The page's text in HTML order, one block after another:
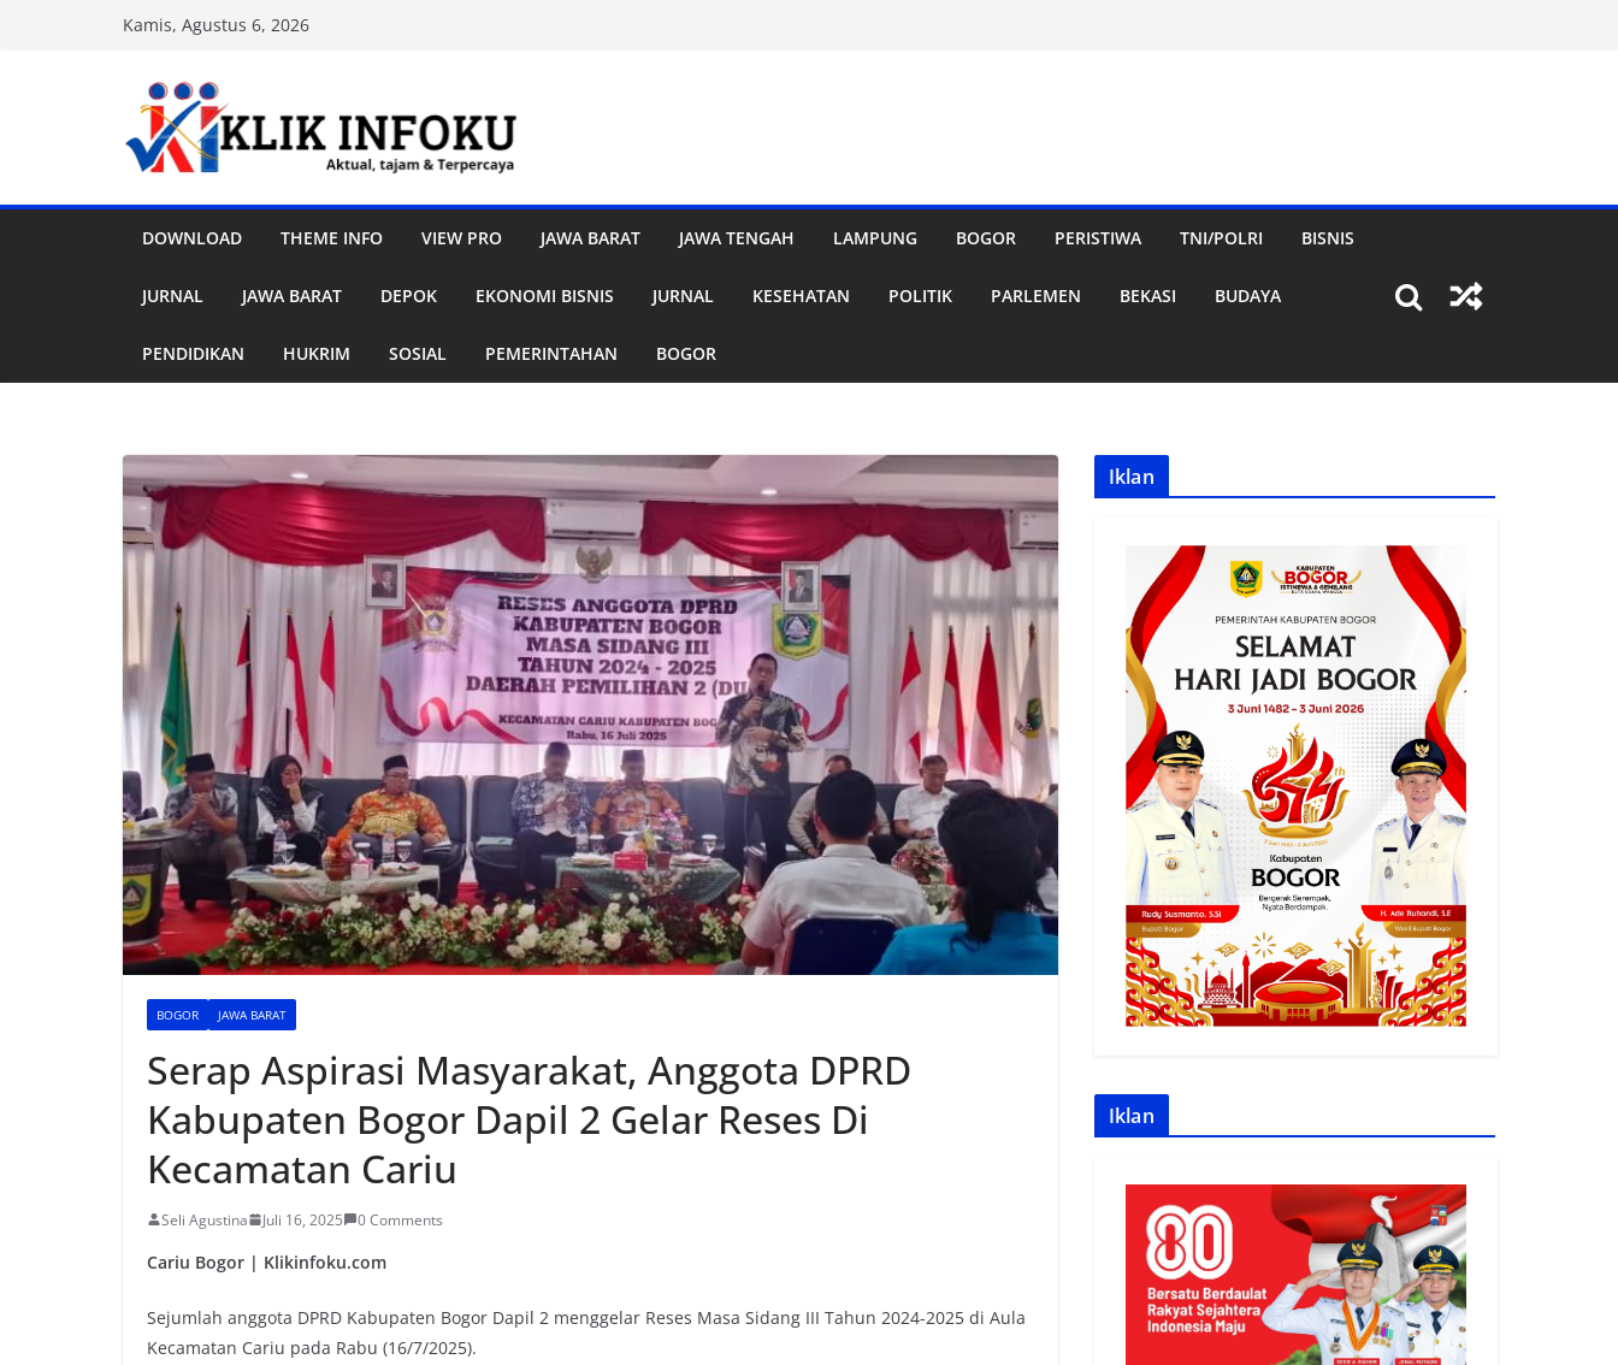
Kamis, Agustus 6, 2026
DOWNLOAD THEME INFO VIEW PRO JAWA BARAT JAWA TENGAH LAMPUNG BOGOR PERISTIWA TNI/POLRI BISNIS
JURNAL JAWA BARAT DEPOK EKONOMI BISNIS JURNAL KESEHATAN POLITIK PARLEMEN BEKASI BUDAYA
PENDIDIKAN HUKRIM SOSIAL PEMERINTAHAN BOGOR
BOGOR JAWA BARAT
Serap Aspirasi Masyarakat, Anggota DPRD
Kabupaten Bogor Dapil 2 Gelar Reses Di
Kecamatan Cariu
Seli Agustina Juli 16, 2025 0 Comments
Cariu Bogor | Klikinfoku.com
Sejumlah anggota DPRD Kabupaten Bogor Dapil 2 menggelar Reses Masa Sidang III Tahun 2024-2025 di Aula
Kecamatan Cariu pada Rabu (16/7/2025).
Iklan
Iklan